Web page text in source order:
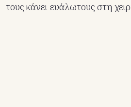
τους κάνει ευάλωτους στη